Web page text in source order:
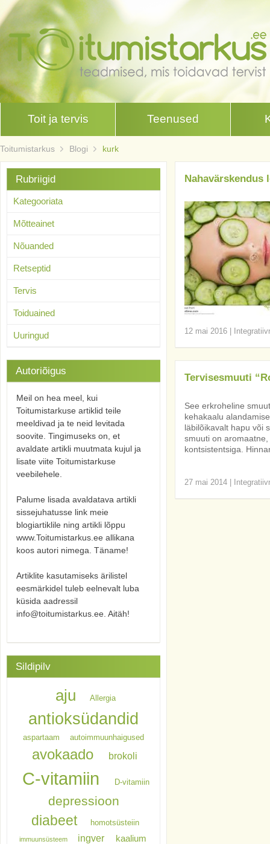
Toit ja tervis Teenused
Toitumistarkus Blogi kurk
Nahavärskendus
12 mai 2016
Tervisesmuuti
See erkroheline
kehakaalu
läbilõikavalt hapu või
smuuti on
kontsistentsiga.
27 mai 2014
Rubriigid
Kategooriata
Mõtteainet
Nõuanded
Retseptid
Tervis
Toiduained
Uuringud
Autoriõigus
Meil on hea meel, kui
Toitumistarkuse artiklid teile
meeldivad ja te neid levitada
soovite. Tingimuseks on, et
avaldate artikli muutmata kujul ja
lisate viite Toitumistarkuse
veebilehele.
Palume lisada avaldatava artikli
sissejuhatusse link meie
blogiartiklile ning artikli lõppu
www.Toitumistarkus.ee allikana
koos autori nimega. Täname!
Artiklite kasutamiseks ärilistel
eesmärkidel tuleb eelnevalt luba
küsida aadressil
info@toitumistarkus.ee. Aitäh!
Sildipilv
aju Allergia
antioksüdandid
aspartaam autoimmuunhaigused
avokaado brokoli
C-vitamiin D-vitamiin
depressioon
diabeet homotsüsteiin
immuunsüsteem ingver kaalium